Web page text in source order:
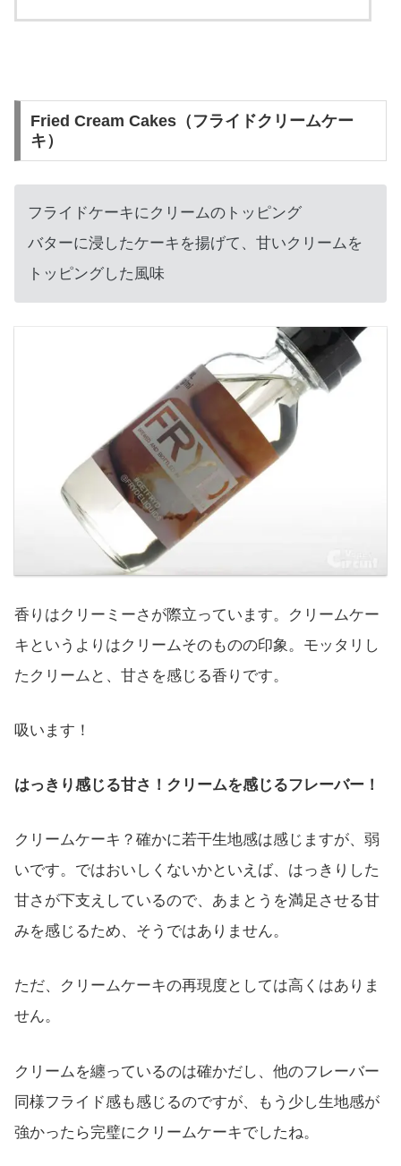
Fried Cream Cakes（フライドクリームケー
キ）
フライドケーキにクリームのトッピング
バターに浸したケーキを揚げて、甘いクリームを
トッピングした風味
香りはクリーミーさが際立っています。クリームケー
キというよりはクリームそのものの印象。モッタリし
たクリームと、甘さを感じる香りです。
吸います！
はっきり感じる甘さ！クリームを感じるフレーバー！
クリームケーキ？確かに若干生地感は感じますが、弱
いです。ではおいしくないかといえば、はっきりした
甘さが下支えしているので、あまとうを満足させる甘
みを感じるため、そうではありません。
ただ、クリームケーキの再現度としては高くはありま
せん。
クリームを纏っているのは確かだし、他のフレーバー
同様フライド感も感じるのですが、もう少し生地感が
強かったら完璧にクリームケーキでしたね。